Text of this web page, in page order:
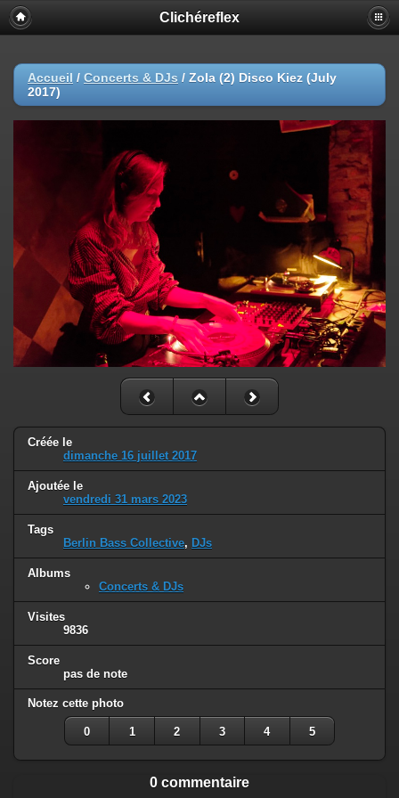
Clichéreflex
Accueil / Concerts & DJs / Zola (2) Disco Kiez (July
2017)
Créée le
dimanche 16 juillet 2017
Ajoutée le
vendredi 31 mars 2023
Tags
Berlin Bass Collective, DJs
Albums
Concerts & DJs
Visites
9836
Score
pas de note
Notez cette photo
0 1 2 3 4 5
0 commentaire